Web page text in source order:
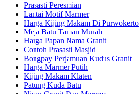
Prasasti Peresmian
Lantai Motif Marmer
Harga Kijing Makam Di Purwokerto
Meja Batu Taman Murah
Harga Papan Nama Granit
Contoh Prasasti Masjid
Bongpay Perjamuan Kudus Granit
Harga Marmer Putih
Kijing Makam Klaten
Patung Kuda Batu